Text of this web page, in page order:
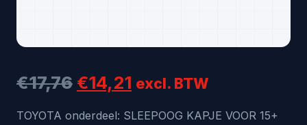
€17,76Oorspronkelijke
prijs
€14,21 Huidige
prijs
excl. BTW
TOYOTA onderdeel: SLEEPOOG KAPJE VOOR 15+